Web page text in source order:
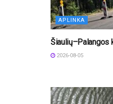
APLINKA
Šiaulių–Palangos
2026-08-05